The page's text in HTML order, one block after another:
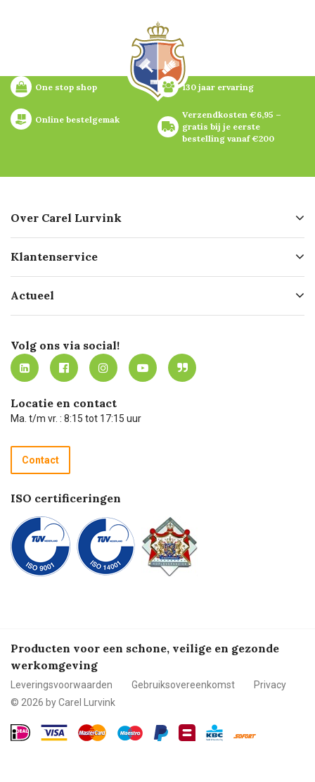
One stop shop 130 jaar ervaring
Online bestelgemak
Verzendkosten €6,95 –
gratis bij je eerste
bestelling vanaf €200
Over Carel Lurvink
Geschiedenis
Missie
Werken bij Carel Lurvink
MVO
Klantenservice
Bezorgen
Mijn Carel Lurvink
Mijn Carel Lurvink instructievideo's
Carel Lurvink App
Hulp op afstand
Technische dienst
Recycle programma
Betalen
Actueel
Innovation LAB
Tevreden klanten
Carel Lurvink Blog
Carel de podcast
Volg ons via social!
Locatie en contact
Ma. t/m vr. : 8:15 tot 17:15 uur
Contact
ISO certificeringen
Producten voor een schone, veilige en gezonde
werkomgeving
Leveringsvoorwaarden Gebruiksovereenkomst
Privacy
© 2026 by Carel Lurvink